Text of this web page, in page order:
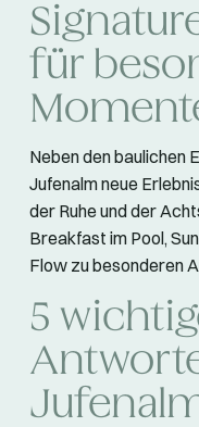
für
Neben den baulichen
Jufenalm neue
der Ruhe und der
Breakfast im Pool,
Flow zu besonderen
5